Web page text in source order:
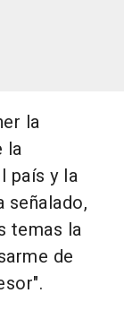
la
la
país y la
señalado,
temas la
de